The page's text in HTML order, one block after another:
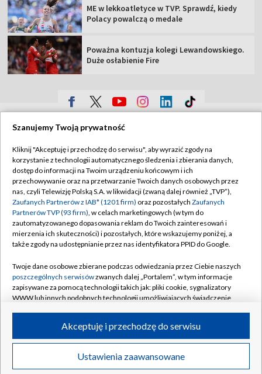
Transmisje Wideo
ME w lekkoatletyce w TVP. Sprawdź, kiedy
Polacy powalczą o medale
Poważna kontuzja kolegi Lewandowskiego.
Duże osłabienie Fire
Sklep TVP
Biuro Reklamy
Oferta Handlowa
Telegazeta ogłoszenia
Emisja w TVP
Ogłoszenia przetargowe
Akademia Telewizyjna
Centrum informacji TVP
System NOS
Polityka prywatności
Moje zgody
Biuro reklamy
Kontakt
©2026 Telewizja Polska Spółka Akcyjna w likwidacji
Szanujemy Twoją prywatność
Kliknij "Akceptuję i przechodzę do serwisu", aby wyrazić zgody na
korzystanie z technologii automatycznego śledzenia i zbierania danych,
dostęp do informacji na Twoim urządzeniu końcowym i ich
przechowywanie oraz na przetwarzanie Twoich danych osobowych przez
nas, czyli Telewizję Polską S.A. w likwidacji (zwaną dalej również „TVP”),
Zaufanych Partnerów z IAB* (1201 firm) oraz pozostałych Zaufanych
Partnerów TVP (93 firm), w celach marketingowych (w tym do
zautomatyzowanego dopasowania reklam do Twoich zainteresowań i
mierzenia ich skuteczności) i pozostałych, które wskazujemy poniżej, a
także zgody na udostępnianie przez nas identyfikatora PPID do Google.
Twoje dane osobowe zbierane podczas odwiedzania przez Ciebie naszych
poszczególnych serwisówzwanych dalej „Portalem”, w tym informacje
zapisywane za pomocą technologii takich jak: pliki cookie, sygnalizatory
WWW lub innych podobnych technologii umożliwiających świadczenie
ruchu w Internecie.
Twoje dane osobowe zbierane podczas odwiedzania przez Ciebie
poszczególnych serwisówna Portalu, takie jak adresy IP, identyfikatory
Ustawienia zaawansowane
Akceptuję i przechodzę do serwisu